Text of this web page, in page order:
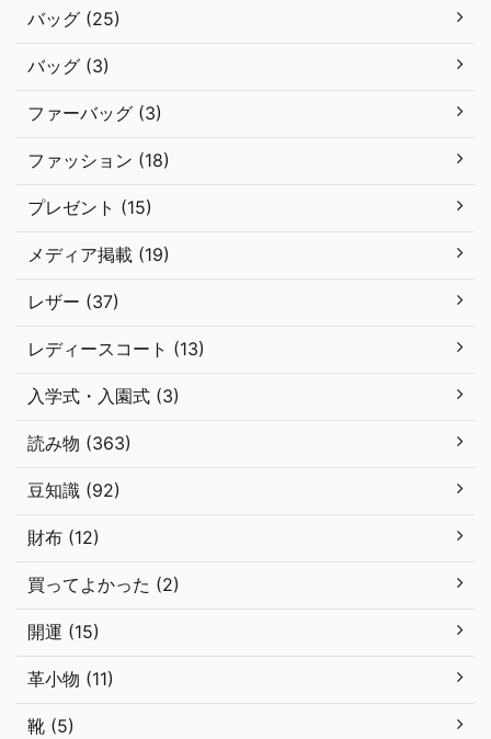
バッグ (25)
バッグ (3)
ファーバッグ (3)
ファッション (18)
プレゼント (15)
メディア掲載 (19)
レザー (37)
レディースコート (13)
入学式・入園式 (3)
読み物 (363)
豆知識 (92)
財布 (12)
買ってよかった (2)
開運 (15)
革小物 (11)
靴 (5)